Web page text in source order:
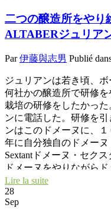
二つの醸造所をやり
ALTABERジュリア
Par伊藤與志男 Publié
ジュリアンは若き頃、
何社かの醸造所で研修
栽培の研修をしたかっ
ンに電話した。研修を
ンはこのドメーヌに、
年に自分独自のドメー
Sextantドメーヌ・セク
ドメーヌをやりながら
いた。 そして、１年前
が引退すると同時に、ド
の社長にも就任した。
Lire la suite
28
Sep